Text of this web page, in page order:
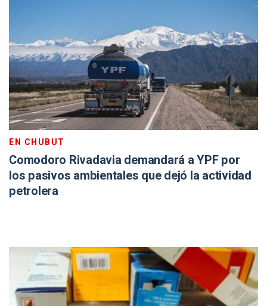
EN CHUBUT
Comodoro Rivadavia demandará a YPF por
los pasivos ambientales que dejó la actividad
petrolera